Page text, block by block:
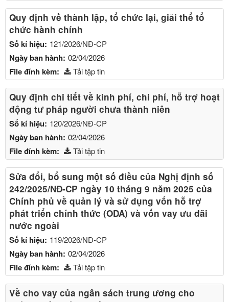
Quy định về thành lập, tổ chức lại, giải thể tổ
chức hành chính
Số kí hiệu: 121/2026/NĐ-CP
Ngày ban hành: 02/04/2026
File đính kèm: Tải tập tin
Quy định chi tiết về kinh phí, chi phí, hỗ trợ hoạt
động tư pháp người chưa thành niên
Số kí hiệu: 120/2026/NĐ-CP
Ngày ban hành: 02/04/2026
File đính kèm: Tải tập tin
Sửa đổi, bổ sung một số điều của Nghị định số
242/2025/NĐ-CP ngày 10 tháng 9 năm 2025 của
Chính phủ về quản lý và sử dụng vốn hỗ trợ
phát triển chính thức (ODA) và vốn vay ưu đãi
nước ngoài
Số kí hiệu: 119/2026/NĐ-CP
Ngày ban hành: 02/04/2026
File đính kèm: Tải tập tin
Về cho vay của ngân sách trung ương cho